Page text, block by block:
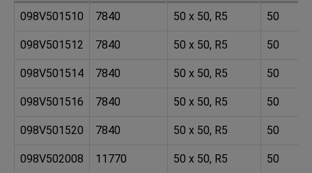
098V501510 7840 50 x 50, R5 50
098V501512 7840 50 x 50, R5 50
098V501514 7840 50 x 50, R5 50
098V501516 7840 50 x 50, R5 50
098V501520 7840 50 x 50, R5 50
098V502008 11770 50 x 50, R5 50